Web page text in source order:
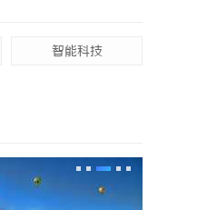
智能科技